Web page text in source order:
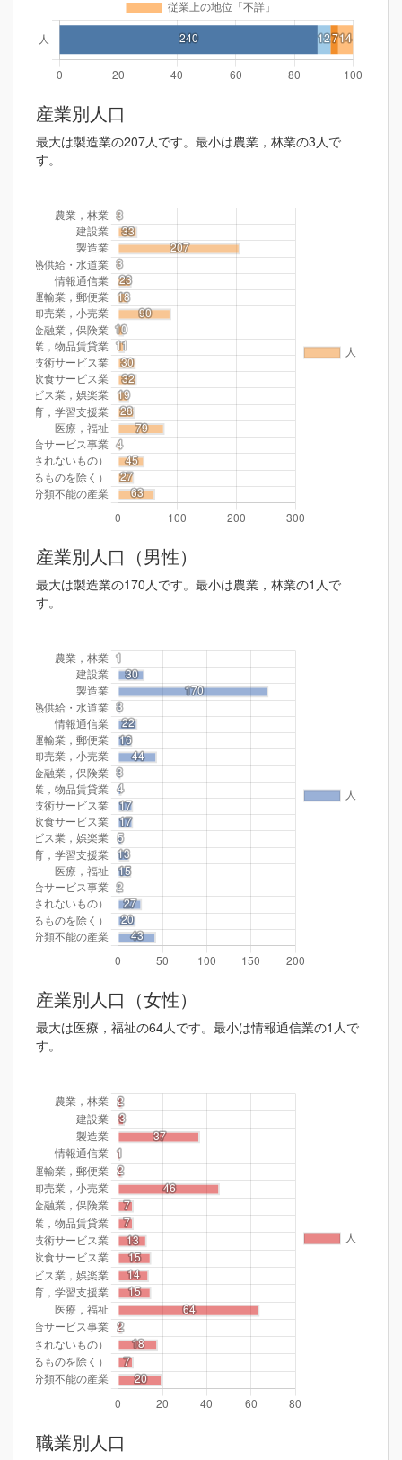
産業別人口
最大は製造業の207人です。最小は農業，林業の3人で
す。
産業別人口（男性）
最大は製造業の170人です。最小は農業，林業の1人で
す。
産業別人口（女性）
最大は医療，福祉の64人です。最小は情報通信業の1人で
す。
職業別人口